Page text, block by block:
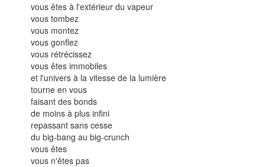
vous êtes à l'extérieur du vapeur
vous tombez
vous montez
vous gonflez
vous rétrécissez
vous êtes immobiles
et l'univers à la vitesse de la lumière
tourne en vous
faisant des bonds
de moins à plus infini
repassant sans cesse
du big-bang au big-crunch
vous êtes
vous n'êtes pas